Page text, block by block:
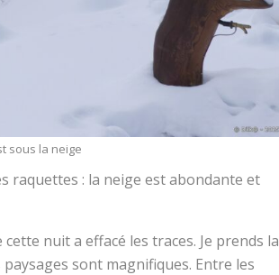
sous la neige
raquettes : la neige est abondante et
nuit a effacé les traces. Je prends la
sont magnifiques. Entre les